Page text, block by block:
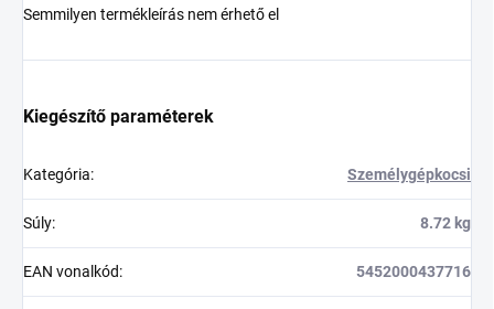
Semmilyen termékleírás nem érhető el
Kiegészítő paraméterek
Kategória: Személygépkocsi
Súly: 8.72 kg
EAN vonalkód: 5452000437716